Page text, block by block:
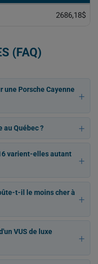
2686,18$
(FAQ)
une Porsche Cayenne
Québec ?
varient-elles autant
t-il le moins cher à
VUS de luxe